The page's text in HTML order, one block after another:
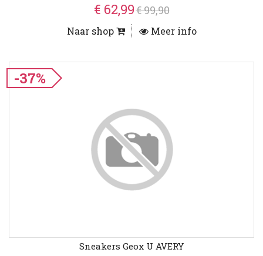
€ 62,99€ 99,90
Naar shop Meer info
-37%
Sneakers Geox U AVERY